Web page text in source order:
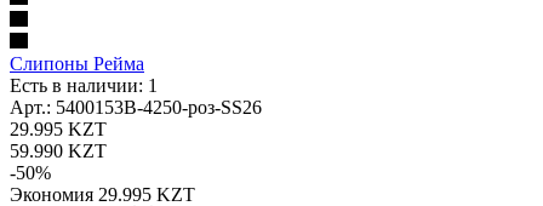
Слипоны Рейма
Есть в наличии: 1
Арт.: 5400153B-4250-роз-SS26
29.995 KZT
59.990 KZT
-50%
Экономия 29.995 KZT